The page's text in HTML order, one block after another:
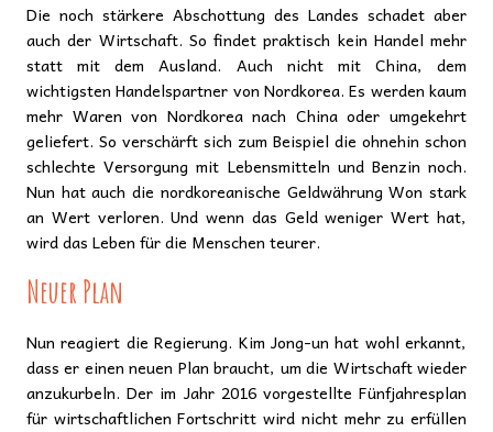
Die noch stärkere Abschottung des Landes schadet aber
auch der Wirtschaft. So findet praktisch kein Handel mehr
statt mit dem Ausland. Auch nicht mit China, dem
wichtigsten Handelspartner von Nordkorea. Es werden kaum
mehr Waren von Nordkorea nach China oder umgekehrt
geliefert. So verschärft sich zum Beispiel die ohnehin schon
schlechte Versorgung mit Lebensmitteln und Benzin noch.
Nun hat auch die nordkoreanische Geldwährung Won stark
an Wert verloren. Und wenn das Geld weniger Wert hat,
wird das Leben für die Menschen teurer.
Neuer Plan
Nun reagiert die Regierung. Kim Jong-un hat wohl erkannt,
dass er einen neuen Plan braucht, um die Wirtschaft wieder
anzukurbeln. Der im Jahr 2016 vorgestellte Fünfjahresplan
für wirtschaftlichen Fortschritt wird nicht mehr zu erfüllen